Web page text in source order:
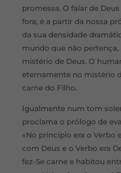
promessa. O falar de Deus
fora; é a partir da nossa
da sua densidade dramá
mundo que não pertença,
mistério de Deus. O
eternamente no mistério
carne do Filho.
Igualmente num tom
proclama o prólogo de
«No princípio era o Verbo
com Deus e o Verbo era
fez-Se carne e habitou